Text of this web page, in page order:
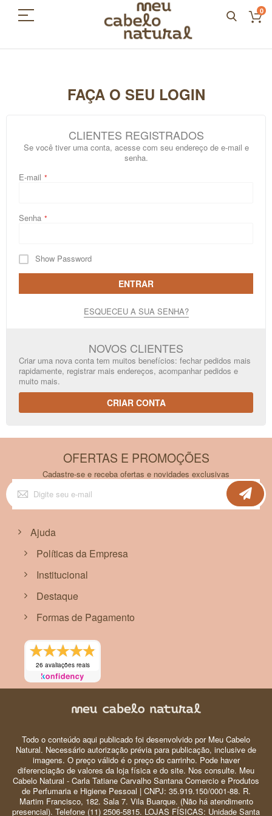
0
FAÇA O SEU LOGIN
CLIENTES REGISTRADOS
Se você tiver uma conta, acesse com seu endereço de e-mail e
senha.
E-mail
Senha
Show Password
ENTRAR
ESQUECEU A SUA SENHA?
NOVOS CLIENTES
Criar uma nova conta tem muitos benefícios: fechar pedidos mais
rapidamente, registrar mais endereços, acompanhar pedidos e
muito mais.
CRIAR CONTA
OFERTAS E PROMOÇÕES
Cadastre-se e receba ofertas e novidades exclusivas
Inscreva-
se
na
Ajuda
Políticas da Empresa
Institucional
Destaque
Formas de Pagamento
26 avaliações reais
Todo o conteúdo aqui publicado foi desenvolvido por Meu Cabelo
Natural. Necessário autorização prévia para publicação, inclusive de
imagens. O preço válido é o preço do carrinho. Pode haver
diferenciação de valores da loja física e do site. Nos consulte. Meu
Cabelo Natural - Carla Tatiane Carvalho Santana Comercio e Produtos
de Perfumaria e Higiene Pessoal | CNPJ: 35.919.150/0001-88. R.
Martim Francisco, 182. Sala 7. Vila Buarque. (Não há atendimento
presencial). Telefone (11) 2506-5815. LOJAS FÍSICAS: Unidade Santa